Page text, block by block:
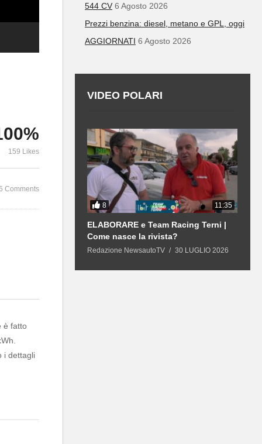
159 Likes
Comments
è fatto
i dettagli
544 CV 6 Agosto 2026
Prezzi benzina: diesel, metano e GPL, oggi
AGGIORNATI 6 Agosto 2026
VIDEO POLARI
8 11:35
ELABORARE e Team Racing Terni |
Come nasce la rivista?
Redazione NewsautoTV 30 LUGLIO 2026